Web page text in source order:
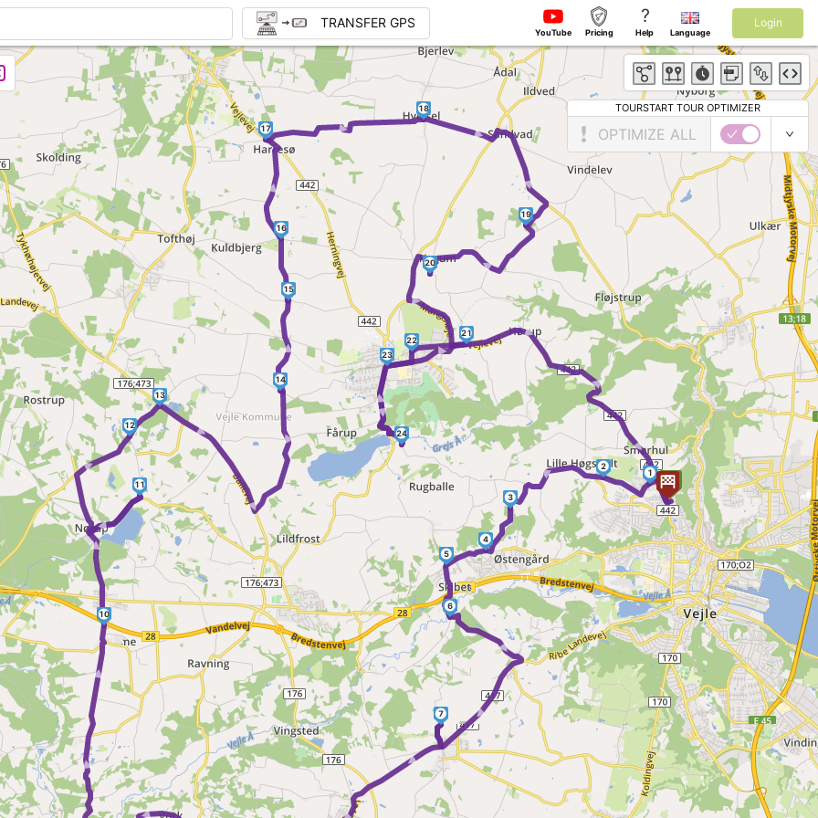
►
► ►
►
►
►
► ►
►
► ► ► ► ► ► ► ►
►
► ► ►
►
► ►
►
1
2
3
4
5
6
7
10
11
12
13
14
15
16
17
18
19
20
21
22
23
24
TRANSFER GPS
YouTube Pricing
?
Help Language
Login
TOURSTART TOUR OPTIMIZER
OPTIMIZE ALL